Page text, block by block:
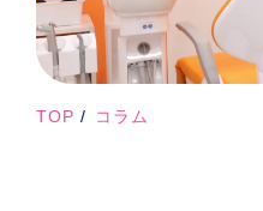
TOP コラム